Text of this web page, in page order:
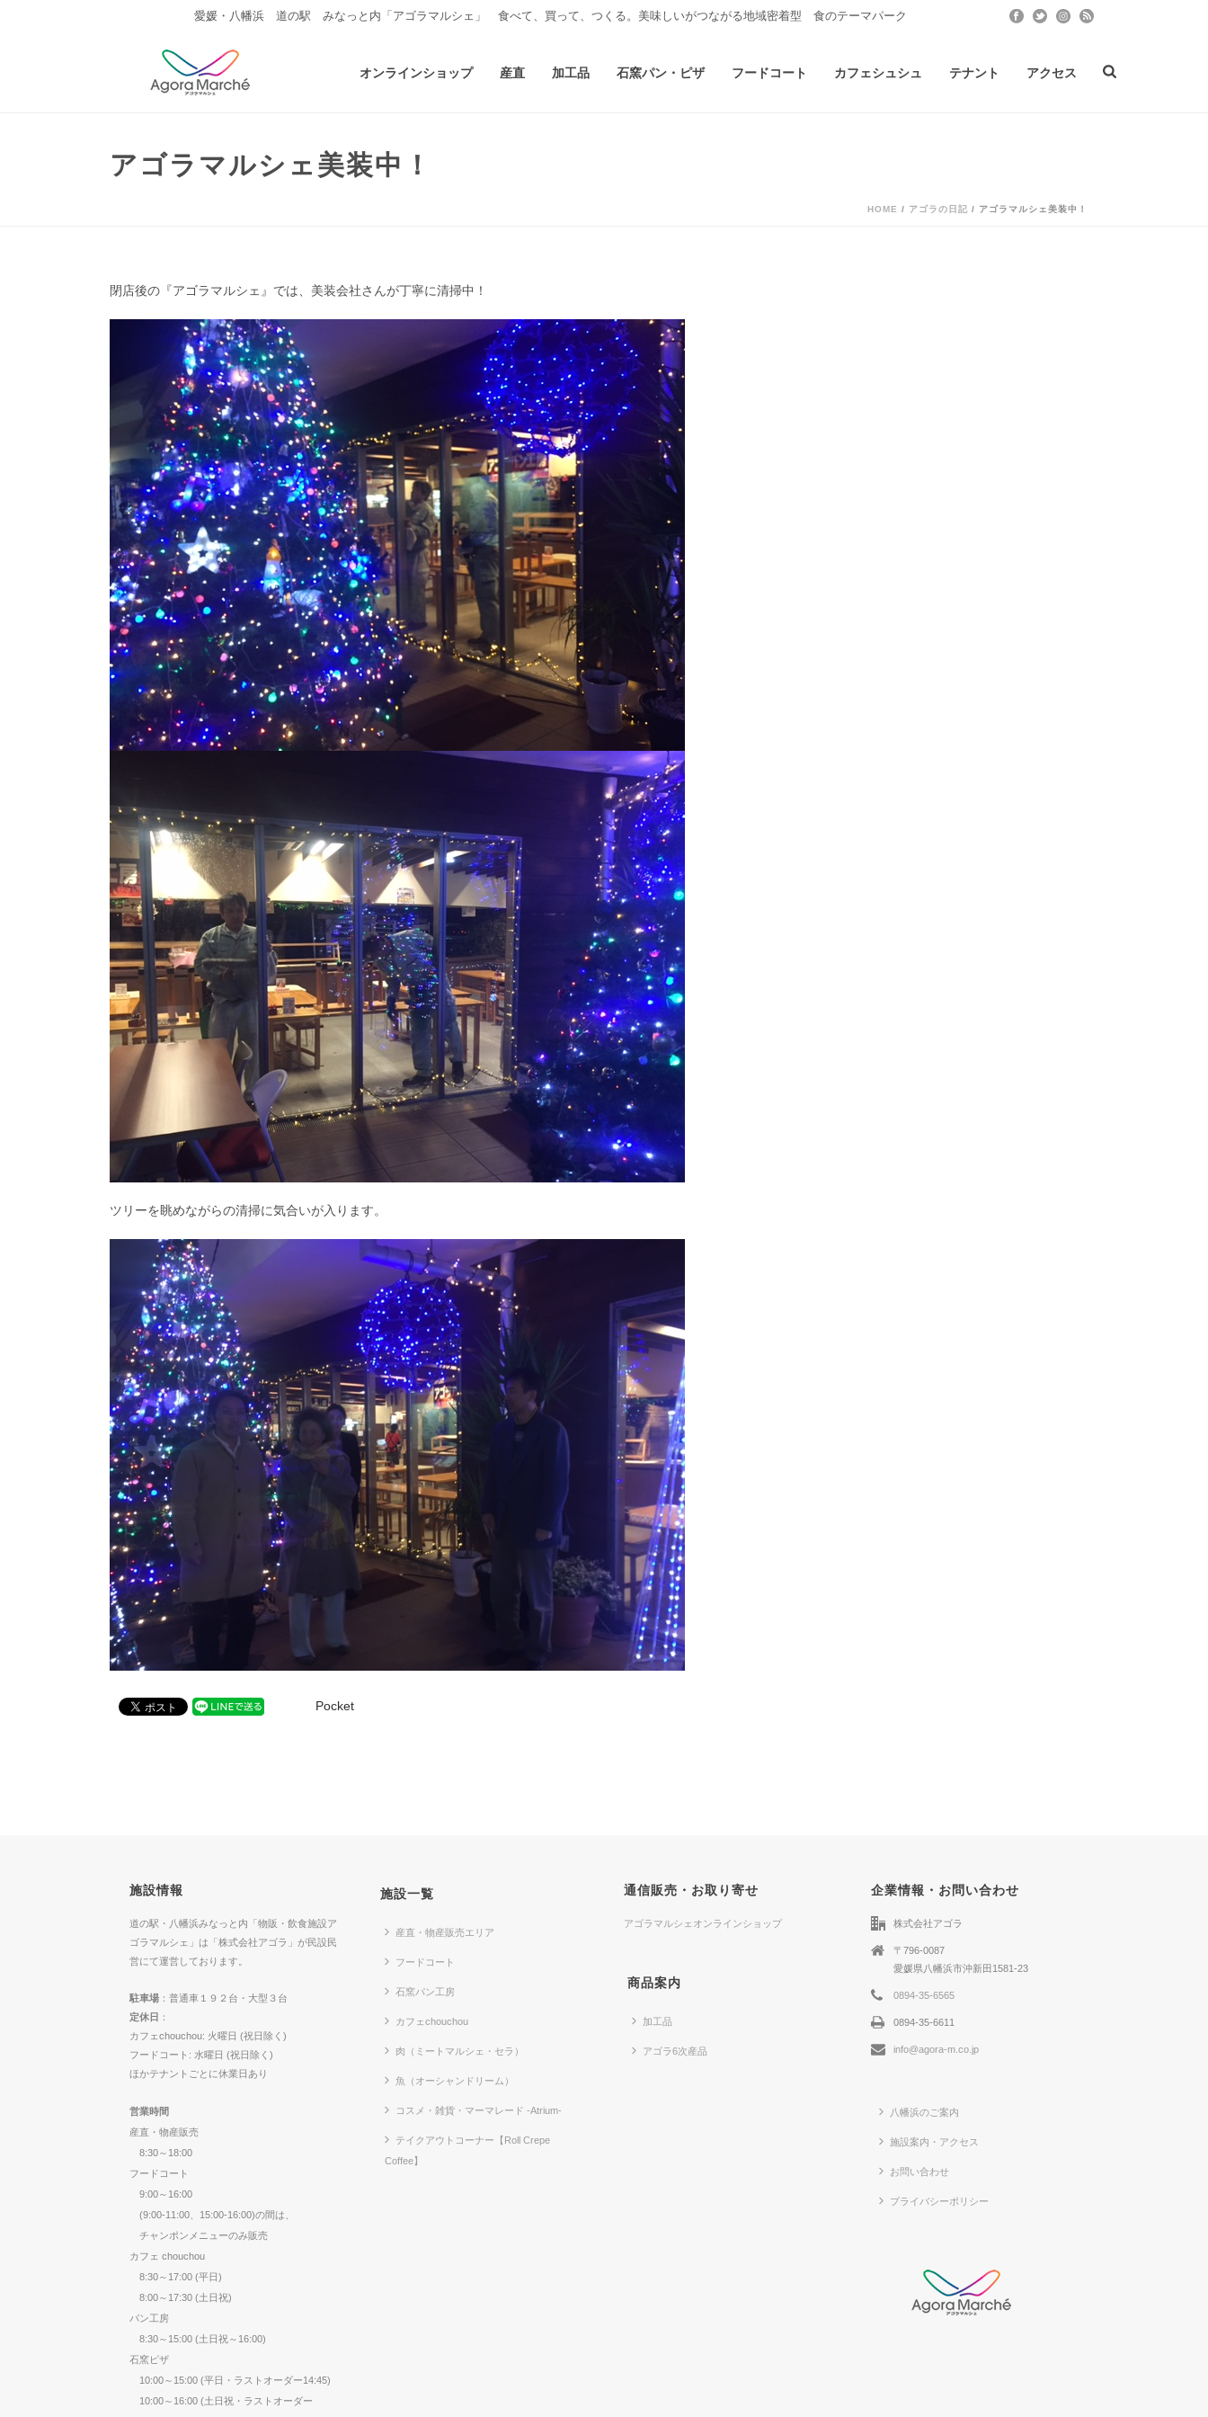
愛媛・八幡浜 道の駅 みなっと内「アゴラマルシェ」 食べて、買って、つくる。美味しいがつながる地域密着型 食のテーマパーク
オンラインショップ 産直 加工品 石窯パン・ピザ フードコート カフェシュシュ テナント アクセス
アゴラマルシェ美装中！
HOME / アゴラの日記 / アゴラマルシェ美装中！
閉店後の『アゴラマルシェ』では、美装会社さんが丁寧に清掃中！
ツリーを眺めながらの清掃に気合いが入ります。
Pocket
施設情報
道の駅・八幡浜みなっと内「物販・飲食施設ア
ゴラマルシェ」は「株式会社アゴラ」が民設民
営にて運営しております。
駐車場 ：普通車１９２台・大型３台
定休日 ：
カフェchouchou: 火曜日 (祝日除く)
フードコート: 水曜日 (祝日除く)
ほかテナントごとに休業日あり
営業時間
産直・物産販売
8:30～18:00
フードコート
9:00～16:00
(9:00-11:00、15:00-16:00)の間は、
チャンポンメニューのみ販売
カフェ chouchou
8:30～17:00 (平日)
8:00～17:30 (土日祝)
パン工房
8:30～15:00 (土日祝～16:00)
石窯ピザ
10:00～15:00 (平日・ラストオーダー14:45)
10:00～16:00 (土日祝・ラストオーダー
施設一覧
産直・物産販売エリア
フードコート
石窯パン工房
カフェchouchou
肉（ミートマルシェ・セラ）
魚（オーシャンドリーム）
コスメ・雑貨・マーマレード -Atrium-
テイクアウトコーナー【Roll Crepe
Coffee】
通信販売・お取り寄せ
アゴラマルシェオンラインショップ
商品案内
加工品
アゴラ6次産品
企業情報・お問い合わせ
株式会社アゴラ
〒796-0087
愛媛県八幡浜市沖新田1581-23
0894-35-6565
0894-35-6611
info@agora-m.co.jp
八幡浜のご案内
施設案内・アクセス
お問い合わせ
プライバシーポリシー